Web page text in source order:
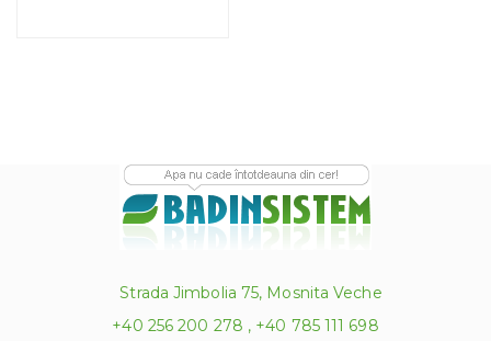
Strada Jimbolia 75, Mosnita Veche
+40 256 200 278 , +40 785 111 698